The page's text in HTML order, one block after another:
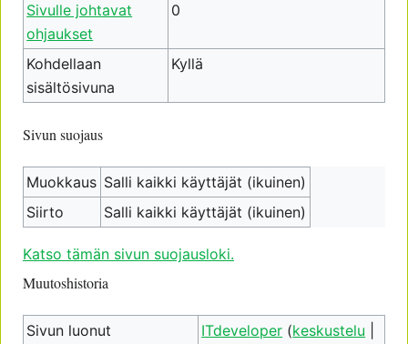
Sivulle johtavat
ohjaukset
0
Kohdellaan
sisältösivuna
Kyllä
Sivun suojaus
Muokkaus Salli kaikki käyttäjät (ikuinen)
Siirto
Salli kaikki käyttäjät (ikuinen)
Katso tämän sivun suojausloki.
Muutoshistoria
Sivun luonut ITdeveloper (keskustelu